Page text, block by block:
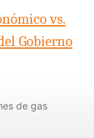
vs.
Gobierno
de gas